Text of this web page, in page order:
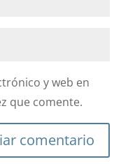
y web en
que comente.
comentario